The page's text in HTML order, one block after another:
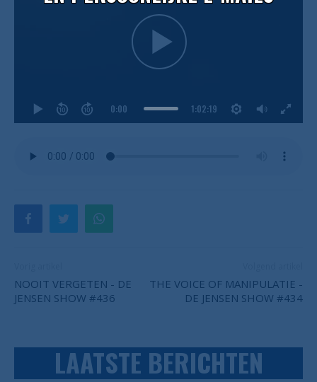
0:00 1:02:19
NOOIT VERGETEN - DE
JENSEN SHOW #436
THE VOICE OF MANIPULATIE -
DE JENSEN SHOW #434
LAATSTE BERICHTEN